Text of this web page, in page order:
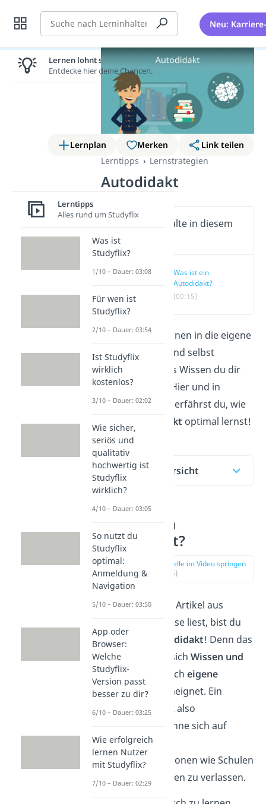
Suche Neu:
Lernplan Merken
Link teilen
Lerntipps
Lernstrategien
Autodidakt
Wichtige Inhalte in diesem
Video
Was ist ein
Autodidakt?
(00:15)
Du willst das Lernen in die eigene
Hand nehmen und selbst
steuern, welches Wissen du dir
wie aneignest? Hier und in
unseremVideo
erfährst du, wie
du als
Autodidakt optimal lernst!
Inhaltsübersicht
Was ist ein
Autodidakt?
zur Stelle im Video springen
(00:15)
Wenn du diesen Artikel aus
eigenem Interesse liest, bist du
gerade ein
Autodidakt! Denn das
ist jemand, der sichWissen und
Fähigkeiten
durcheigene
Anstrengung
aneignet. Ein
Autodidakt lernt also
selbstständig, ohne sich auf
traditionelle
Bildungsinstitutionen wie Schulen
oder Universitäten zu verlassen.
Lernen lohnt sich!
Entdecke hier deine Chancen.
Lerntipps
Alles rund um Studyflix
Was ist
Studyflix?
1/10 – Dauer: 03:08
Für wen ist
Studyflix?
2/10 – Dauer: 03:54
Ist Studyflix
wirklich
kostenlos?
3/10 – Dauer: 02:02
Wie sicher,
seriös und
qualitativ
hochwertig ist
Studyflix
wirklich?
4/10 – Dauer: 03:05
So nutzt du
Studyflix
optimal:
Anmeldung &
Navigation
5/10 – Dauer: 03:50
App oder
Browser:
Welche
Studyflix-
Version passt
besser zu dir?
6/10 – Dauer: 03:25
Wie erfolgreich
lernen Nutzer
mit Studyflix?
7/10 – Dauer: 02:29